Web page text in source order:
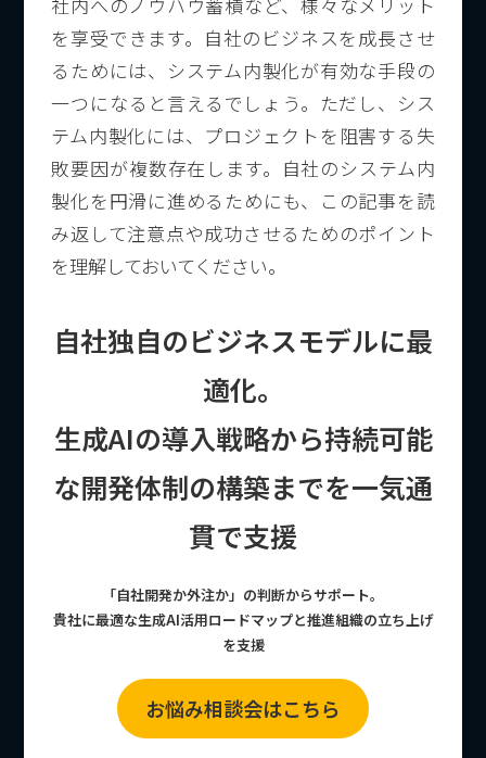
を享受できます。自社のビジネスを成長させ
るためには、システム内製化が有効な手段の
一つになると言えるでしょう。ただし、シス
テム内製化には、プロジェクトを阻害する失
敗要因が複数存在します。自社のシステム内
製化を円滑に進めるためにも、この記事を読
み返して注意点や成功させるためのポイント
を理解しておいてください。
自社独自のビジネスモデルに最
適化。
生成AIの導入戦略から持続可能
な開発体制の構築までを一気通
貫で支援
「自社開発か外注か」の判断からサポート。
貴社に最適な生成AI活用ロードマップと推進組織の立ち上げ
を支援
お悩み相談会はこちら